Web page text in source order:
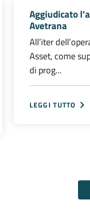
Aggiudicato
Avetrana
All’iter
Asset, come
di prog...
LEGGI TUTTO